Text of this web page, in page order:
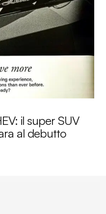
il super SUV
al debutto